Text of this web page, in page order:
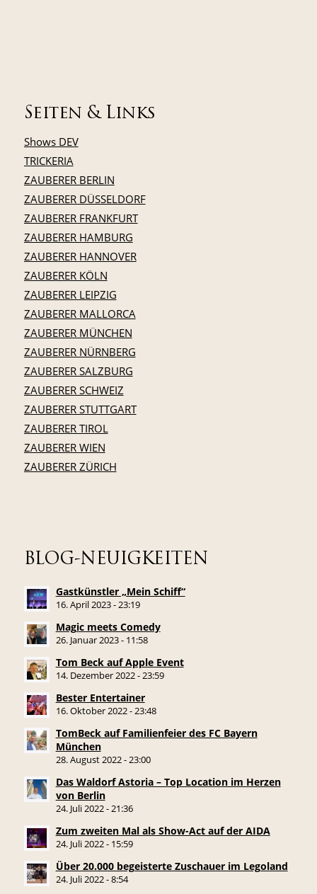
Seiten & Links
Shows DEV
TRICKERIA
ZAUBERER BERLIN
ZAUBERER DÜSSELDORF
ZAUBERER FRANKFURT
ZAUBERER HAMBURG
ZAUBERER HANNOVER
ZAUBERER KÖLN
ZAUBERER LEIPZIG
ZAUBERER MALLORCA
ZAUBERER MÜNCHEN
ZAUBERER NÜRNBERG
ZAUBERER SALZBURG
ZAUBERER SCHWEIZ
ZAUBERER STUTTGART
ZAUBERER TIROL
ZAUBERER WIEN
ZAUBERER ZÜRICH
BLOG-NEUIGKEITEN
Gastkünstler „Mein Schiff“
16. April 2023 - 23:19
Magic meets Comedy
26. Januar 2023 - 11:58
Tom Beck auf Apple Event
14. Dezember 2022 - 23:59
Bester Entertainer
16. Oktober 2022 - 23:48
TomBeck auf Familienfeier des FC Bayern
München
28. August 2022 - 23:00
Das Waldorf Astoria – Top Location im Herzen
von Berlin
24. Juli 2022 - 21:36
Zum zweiten Mal als Show-Act auf der AIDA
24. Juli 2022 - 15:59
Über 20.000 begeisterte Zuschauer im Legoland
24. Juli 2022 - 8:54